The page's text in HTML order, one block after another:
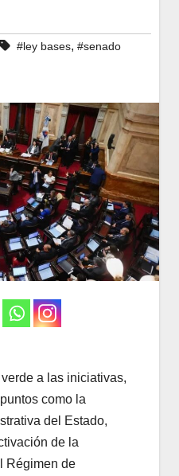
#ley bases, #senado
a las iniciativas,
como la
del Estado,
de la
Régimen de